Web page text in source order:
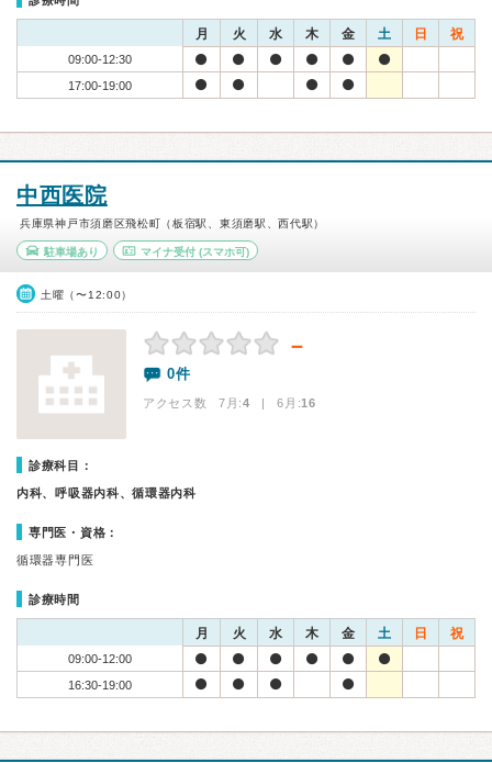
月 火 水 木 金 土 日 祝
09:00-12:30
17:00-19:00
中西医院
兵庫県神戸市須磨区飛松町（板宿駅、東須磨駅、西代駅）
駐車場あり マイナ受付(スマホ可)
土曜（〜12:00）
－
0件
アクセス数 7月:4 | 6月:16
診療科目：
内科、呼吸器内科、循環器内科
専門医・資格：
循環器専門医
診療時間
月 火 水 木 金 土 日 祝
09:00-12:00
16:30-19:00